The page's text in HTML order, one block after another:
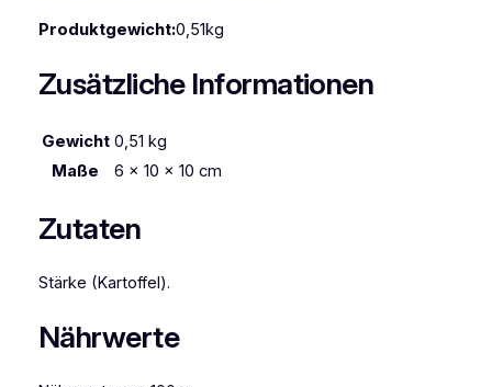
r
t
b
e
M
n
Produktgewicht:0,51kg
Zusätzliche Informationen
Gewicht 0,51 kg
Maße
6 × 10 × 10 cm
Zutaten
Stärke (Kartoffel).
Nährwerte